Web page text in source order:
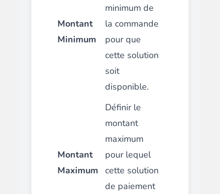
Montant
Minimum
minimum de
la commande
pour que
cette solution
soit
disponible.
Montant
Maximum
Définir le
montant
maximum
pour lequel
cette solution
de paiement